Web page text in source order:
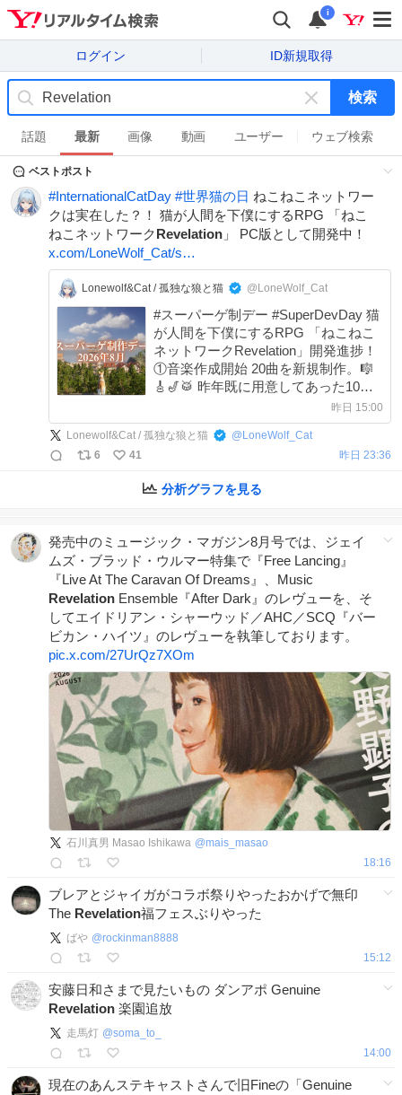
i
ログイン ID新規取得
キ
ー
ワ
ド
を
消
検索
話題 最新 画像 動画 ユーザー ウェブ検索
ベストポスト
#InternationalCatDay #世界猫の日 ねこねこネットワー
クは実在した？！ 猫が人間を下僕にするRPG 「ねこ
ねこネットワークRevelation 」 PC版として開発中！
x.com/LoneWolf_Cat/s…
Lonewolf&Cat / 孤独な狼と猫 @LoneWolf_Cat
#スーパーゲ制デー #SuperDevDay 猫
が人間を下僕にするRPG 「ねこねこ
ネットワークRevelation」開発進捗！
①音楽作成開始 20曲を新規制作。🎼
🎸🎷🥁 昨年既に用意してあった10曲
をプラスして 現在30曲あります。 で
もまだ足りません(´･ω･`) 動画では3曲
の一部を使用しています。 ②不具合
昨日 15:00
Lonewolf&Cat / 孤独な狼と猫 @ LoneWolf_Cat
6
41 昨日 23:36
分析グラフを見る
発売中のミュージック・マガジン8月号では、ジェイ
ムズ・ブラッド・ウルマー特集で『Free Lancing』
『Live At The Caravan Of Dreams』、Music
Revelation Ensemble『After Dark』のレヴューを、そ
してエイドリアン・シャーウッド／AHC／SCQ『バー
ビカン・ハイツ』のレヴューを執筆しております。
pic.x.com/27UrQz7XOm
石川真男 Masao Ishikawa @mais_masao
18:16
ブレアとジャイガがコラボ祭りやったおかげで無印
The Revelation福フェスぶりやった
ばや @rockinman8888
15:12
安藤日和さまで見たいもの ダンアポ Genuine
Revelation 楽園追放
走馬灯 @soma_to_
14:00
現在のあんステキャストさんで旧Fineの「Genuine